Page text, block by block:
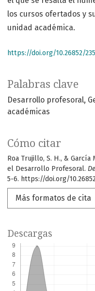
Palabras clave
Desarrollo profesoral
académicas
Cómo citar
Roa Trujillo, S. H., & García
el Desarrollo Profesoral.
5-6. https://doi.org/
Más formatos de cita
los cursos ofertados y
unidad académica.
https://doi.org/10.26852/
Descargas